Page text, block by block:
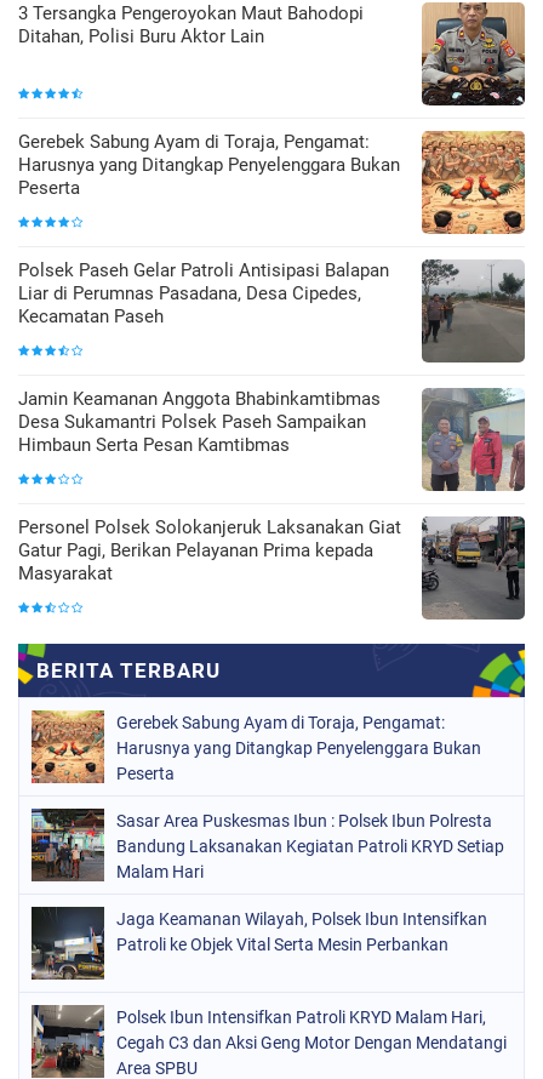
3 Tersangka Pengeroyokan Maut Bahodopi
Ditahan, Polisi Buru Aktor Lain
Gerebek Sabung Ayam di Toraja, Pengamat:
Harusnya yang Ditangkap Penyelenggara Bukan
Peserta
Polsek Paseh Gelar Patroli Antisipasi Balapan
Liar di Perumnas Pasadana, Desa Cipedes,
Kecamatan Paseh
Jamin Keamanan Anggota Bhabinkamtibmas
Desa Sukamantri Polsek Paseh Sampaikan
Himbaun Serta Pesan Kamtibmas
Personel Polsek Solokanjeruk Laksanakan Giat
Gatur Pagi, Berikan Pelayanan Prima kepada
Masyarakat
Gerebek Sabung Ayam di Toraja, Pengamat:
Harusnya yang Ditangkap Penyelenggara Bukan
Peserta
Sasar Area Puskesmas Ibun : Polsek Ibun Polresta
Bandung Laksanakan Kegiatan Patroli KRYD Setiap
Malam Hari
Jaga Keamanan Wilayah, Polsek Ibun Intensifkan
Patroli ke Objek Vital Serta Mesin Perbankan
Polsek Ibun Intensifkan Patroli KRYD Malam Hari,
Cegah C3 dan Aksi Geng Motor Dengan Mendatangi
Area SPBU